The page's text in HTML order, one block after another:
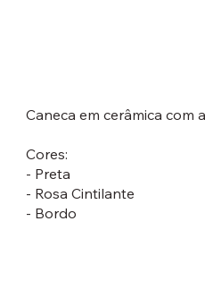
Caneca em cerâmica com
Cores:
- Preta
- Rosa Cintilante
- Bordo